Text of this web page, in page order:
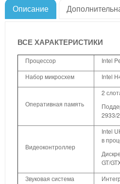
Описание
ВСЕ ХАРАКТЕРИСТИКИ
Процессор
Intel
Набор микросхем
Intel
Оперативная память
2
2933/
Видеоконтроллер
Intel
в
GT/
Звуковая система